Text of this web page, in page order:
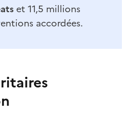
et 11,5 millions
accordées.